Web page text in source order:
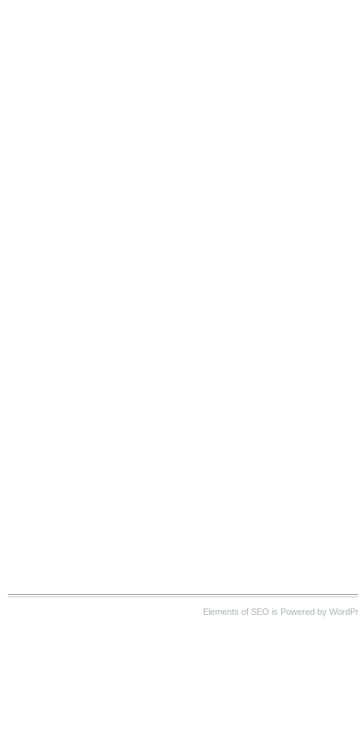
Elements of SEO is Powered by